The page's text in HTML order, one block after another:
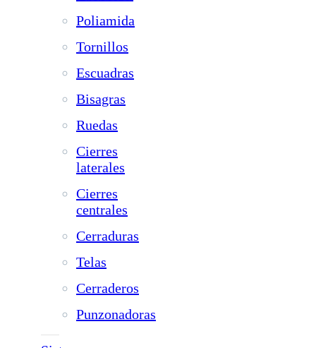
Poliamida
Tornillos
Escuadras
Bisagras
Ruedas
Cierres
laterales
Cierres
centrales
Cerraduras
Telas
Cerraderos
Punzonadoras